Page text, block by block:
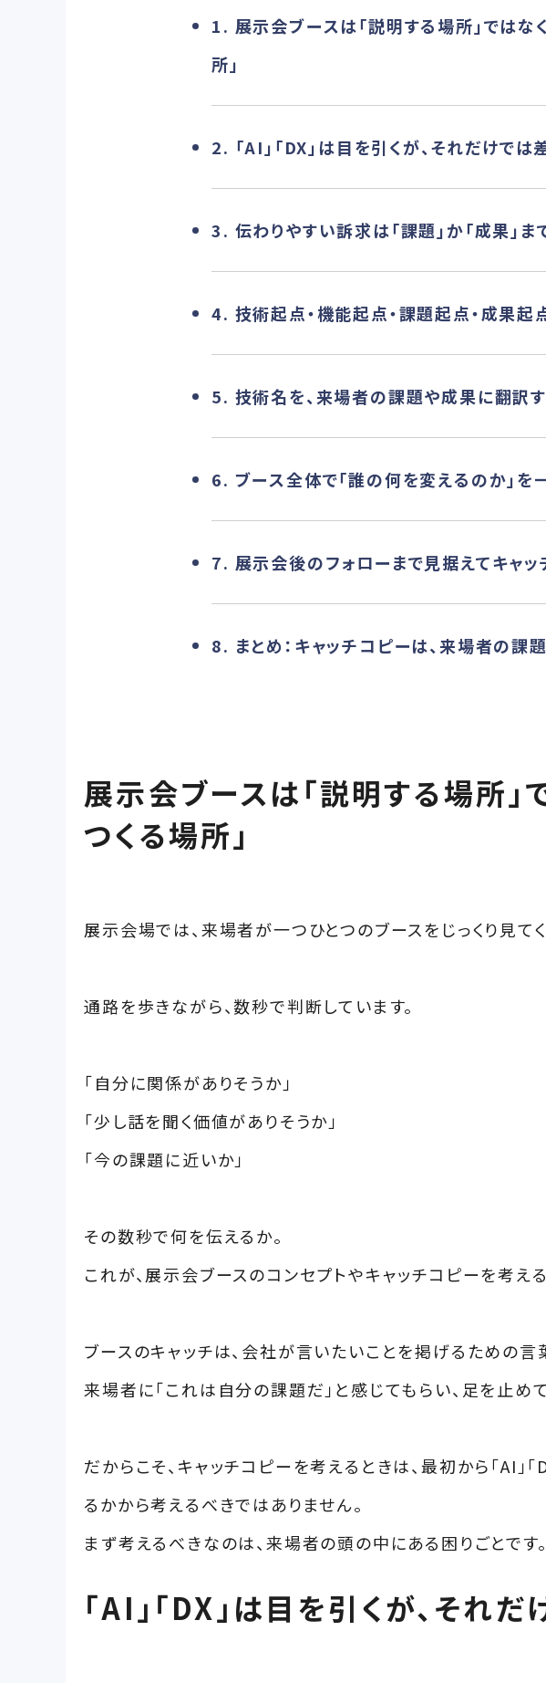
1. 展示会ブースは「説明する場所」ではな
所」
2. 「AI」「DX」は目を引くが、それだけでは
3. 伝わりやすい訴求は「課題」か「成果」
4. 技術起点・機能起点・課題起点・成果起
5. 技術名を、来場者の課題や成果に翻訳
6. ブース全体で「誰の何を変えるのか」を
7. 展示会後のフォローまで見据えてキャッ
8. まとめ：キャッチコピーは、来場者の課
展示会ブースは「説明する場所」
つくる場所」
展示会場では、来場者が一つひとつのブースをじっくり見て
通路を歩きながら、数秒で判断しています。
「自分に関係がありそうか」
「少し話を聞く価値がありそうか」
「今の課題に近いか」
その数秒で何を伝えるか。
これが、展示会ブースのコンセプトやキャッチコピーを考え
ブースのキャッチは、会社が言いたいことを掲げるための言
来場者に「これは自分の課題だ」と感じてもらい、足を止め
だからこそ、キャッチコピーを考えるときは、最初から「AI」
るかから考えるべきではありません。
まず考えるべきなのは、来場者の頭の中にある困りごとです。
「AI」「DX」は目を引くが、それ